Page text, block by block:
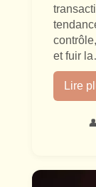
et fuir
Lire